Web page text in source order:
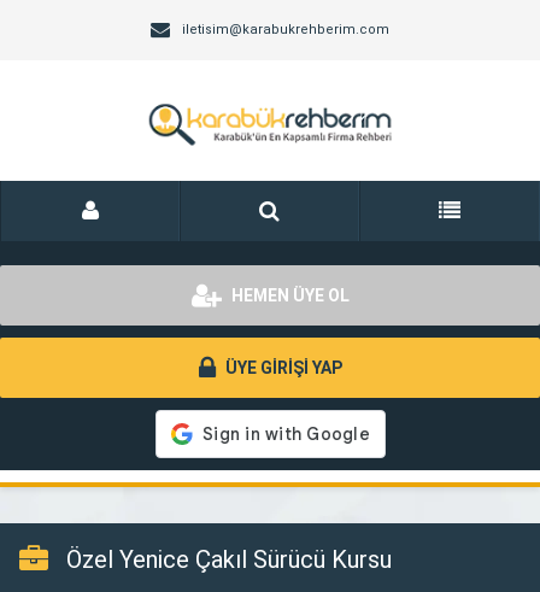
iletisim@karabukrehberim.com
HEMEN ÜYE OL
ÜYE GİRİŞİ YAP
Özel Yenice Çakıl Sürücü Kursu